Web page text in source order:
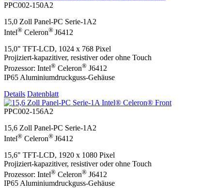
PPC002-150A2
15,0 Zoll Panel-PC Serie-1A2
Intel® Celeron® J6412
15,0" TFT-LCD, 1024 x 768 Pixel
Projiziert-kapazitiver, resistiver oder ohne Touch
Prozessor: Intel® Celeron® J6412
IP65 Aluminiumdruckguss-Gehäuse
Details Datenblatt
PPC002-156A2
15,6 Zoll Panel-PC Serie-1A2
Intel® Celeron® J6412
15,6" TFT-LCD, 1920 x 1080 Pixel
Projiziert-kapazitiver, resistiver oder ohne Touch
Prozessor: Intel® Celeron® J6412
IP65 Aluminiumdruckguss-Gehäuse